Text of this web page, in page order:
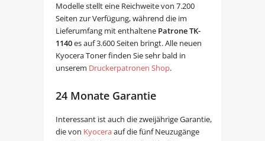
Modelle stellt eine Reichweite von 7.200
Seiten zur Verfügung, während die im
Lieferumfang mit enthaltene Patrone TK-
1140es auf 3.600 Seiten bringt. Alle neuen
Kyocera Toner finden Sie sehr bald in
unserem Druckerpatronen Shop.
24 Monate Garantie
Interessant ist auch die zweijährige Garantie,
die von Kyoceraauf die fünf Neuzugänge